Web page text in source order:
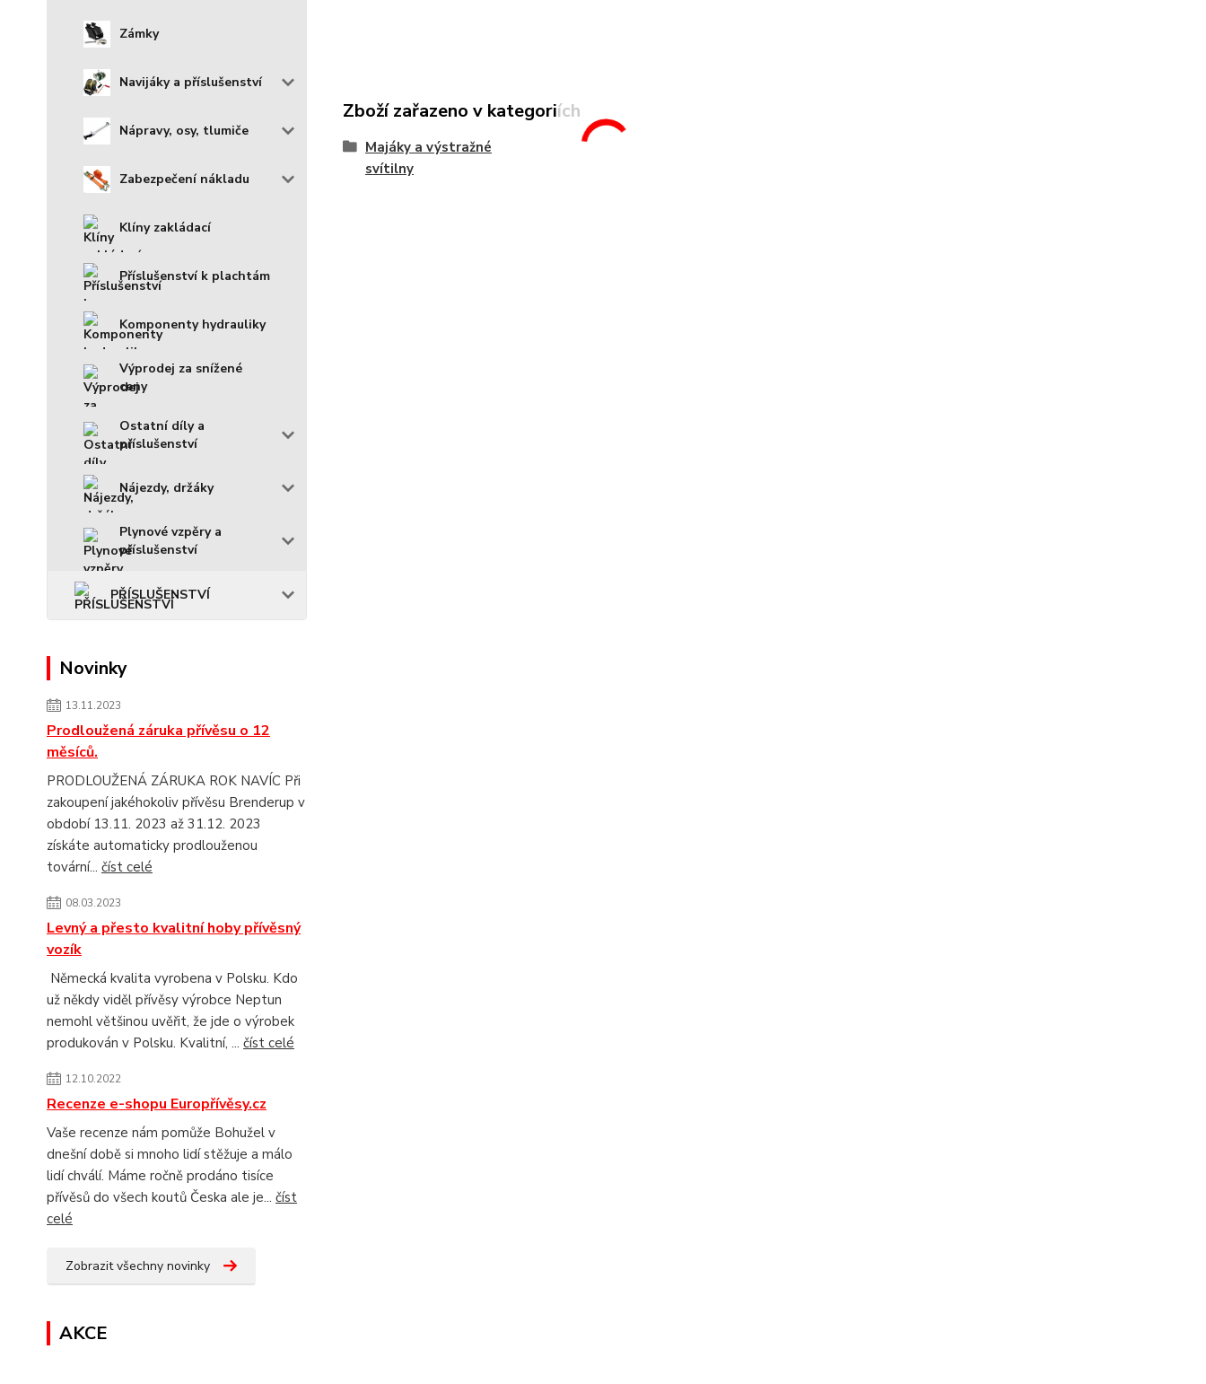
Zámky
Navijáky a příslušenství
Nápravy, osy, tlumiče
Zabezpečení nákladu
Klíny zakládací
Příslušenství k plachtám
Komponenty hydrauliky
Výprodej za snížené
ceny
Ostatní díly a
příslušenství
Nájezdy, držáky
Plynové vzpěry a
příslušenství
PŘÍSLUŠENSTVÍ
Novinky
13.11.2023
Prodloužená záruka přívěsu o 12
měsíců.
PRODLOUŽENÁ ZÁRUKA ROK NAVÍC Při
zakoupení jakéhokoliv přívěsu Brenderup v
období 13.11. 2023 až 31.12. 2023
získáte automaticky prodlouženou
tovární... číst celé
08.03.2023
Levný a přesto kvalitní hoby přívěsný
vozík
Německá kvalita vyrobena v Polsku. Kdo
už někdy viděl přívěsy výrobce Neptun
nemohl většinou uvěřit, že jde o výrobek
produkován v Polsku. Kvalitní, ... číst celé
12.10.2022
Recenze e-shopu Europřívěsy.cz
Vaše recenze nám pomůže Bohužel v
dnešní době si mnoho lidí stěžuje a málo
lidí chválí. Máme ročně prodáno tisíce
přívěsů do všech koutů Česka ale je... číst
celé
Zobrazit všechny novinky
AKCE
Zboží zařazeno v kategoriích
Majáky a výstražné
svítilny